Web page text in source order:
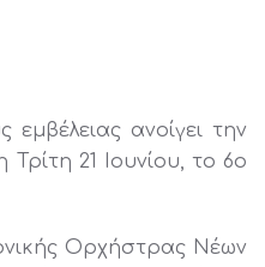
εμβέλειας ανοίγει την
21 Ιουνίου, το 6ο
Ορχήστρας Νέων